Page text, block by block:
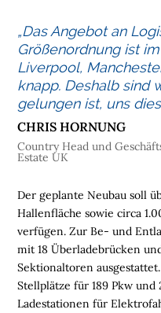
I
S
T
I
K
I
M
B
I
L
I
E
N
Der geplante Neubau soll
Hallenfläche sowiecirca
verfügen. Zur Be- und
mit 18 Überladebrücken
Sektionaltoren
Stellplätze für 189 Pkw und
Ladestationen für
„Das Angebot an
Größenordnung ist
Liverpool,
knapp. Deshalb sind
gelungen ist, uns
CHRIS HORNUNG
Country Head und
Estate UK